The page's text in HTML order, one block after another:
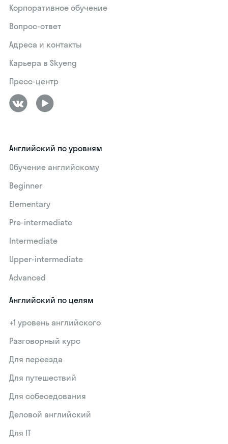
Корпоративное обучение
Вопрос-ответ
Адреса и контакты
Карьера в Skyeng
Пресс-центр
Английский по уровням
Обучение английскому
Beginner
Elementary
Pre-intermediate
Intermediate
Upper-intermediate
Advanced
Английский по целям
+1 уровень английского
Разговорный курс
Для переезда
Для путешествий
Для собеседования
Деловой английский
Для IT